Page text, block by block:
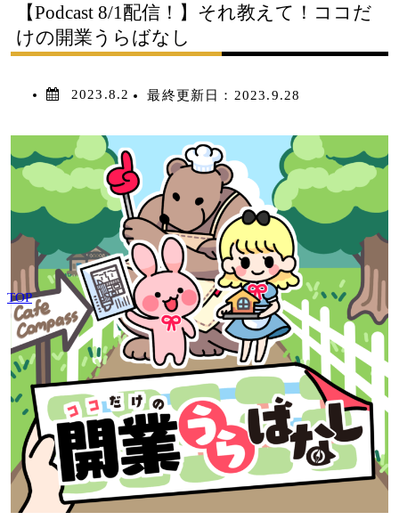
TOP
【Podcast 8/1配信！】それ教えて！ココだ
けの開業うらばなし
2023.8.2 最終更新日： 2023.9.28